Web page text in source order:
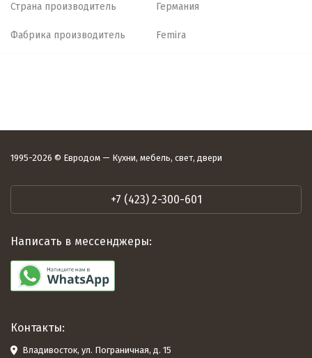
Страна производитель Германия
Фабрика производитель Femira
1995-2026 © Евродом — Кухни, мебель, свет, двери
+7 (423) 2-300-601
Написать в мессенджеры:
Контакты:
Владивосток, ул. Пограничная, д. 15